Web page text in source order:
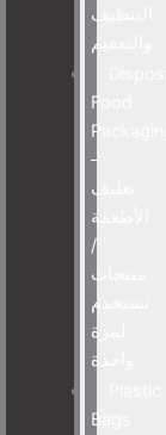
التنظيف
والتعقيم
Food
Packaging
–
تغليف
الأطعمة
/
منتجات
تستخدم
لمرة
واحدة
Bags